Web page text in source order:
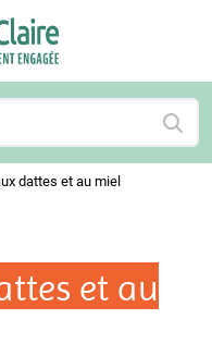
dattes et au miel
et au